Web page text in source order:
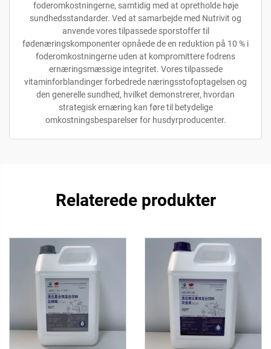
foderomkostningerne, samtidig med at opretholde høje
sundhedsstandarder. Ved at samarbejde med Nutrivit og
anvende vores tilpassede sporstoffer til
fødenæringskomponenter opnåede de en reduktion på 10 % i
foderomkostningerne uden at kompromittere fodrens
ernæringsmæssige integritet. Vores tilpassede
vitaminforblandinger forbedrede næringsstofoptagelsen og
den generelle sundhed, hvilket demonstrerer, hvordan
strategisk ernæring kan føre til betydelige
omkostningsbesparelser for husdyrproducenter.
Relaterede produkter